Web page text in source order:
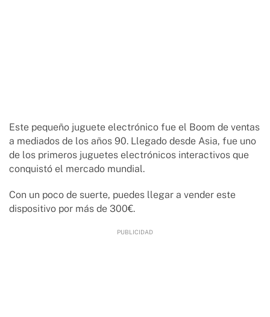
Este pequeño juguete electrónico fue el Boom de ventas
a mediados de los años 90. Llegado desde Asia, fue uno
de los primeros juguetes electrónicos interactivos que
conquistó el mercado mundial.
Con un poco de suerte, puedes llegar a vender este
dispositivo por más de 300€.